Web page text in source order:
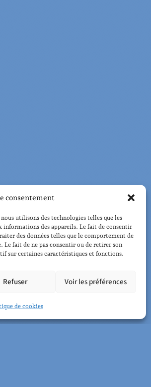
consentement
utilisons des technologies telles que les
informations des appareils. Le fait de consentir
des données telles que le comportement de
Le fait de ne pas consentir ou de retirer son
sur certaines caractéristiques et fonctions.
Refuser Voir les préférences
de cookies